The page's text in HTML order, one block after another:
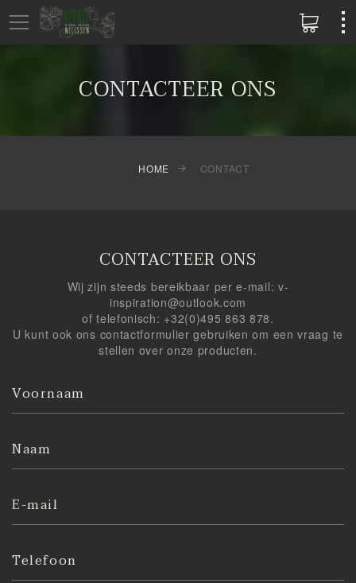
CONTACTEER ONS
HOME CONTACT
CONTACTEER ONS
Wij zijn steeds bereikbaar per e-mail: v-
inspiration@outlook.com
of telefonisch: +32(0)495 863 878.
U kunt ook ons contactformulier gebruiken om een vraag te
stellen over onze producten.
Voornaam
Naam
E-mail
Telefoon